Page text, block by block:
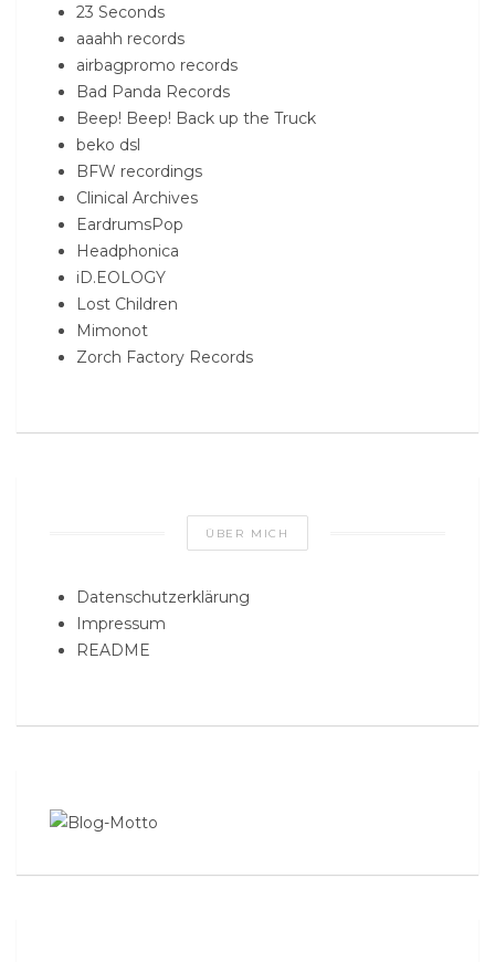
23 Seconds
aaahh records
airbagpromo records
Bad Panda Records
Beep! Beep! Back up the Truck
beko dsl
BFW recordings
Clinical Archives
EardrumsPop
Headphonica
iD.EOLOGY
Lost Children
Mimonot
Zorch Factory Records
ÜBER MICH
Datenschutzerklärung
Impressum
README